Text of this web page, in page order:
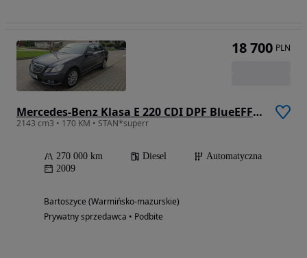
Mercedes-Benz Klasa E 220 CDI DPF BlueEFFICIENCY Automatik Elegance
2143 cm3 • 170 KM • STAN*superr
270 000 km Diesel
Automatyczna
2009
Bartoszyce (Warmińsko-mazurskie)
Prywatny sprzedawca • Podbite
18 700 PLN